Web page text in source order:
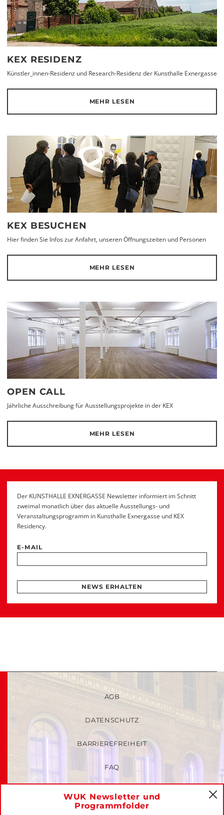
KEX RESIDENZ
Künstler_innen-Residenz und Research-Residenz der Kunsthalle Exnergasse
MEHR LESEN
KEX BESUCHEN
Hier finden Sie Infos zur Anfahrt, unseren Öffnungszeiten und Personen
MEHR LESEN
OPEN CALL
Jährliche Ausschreibung für Ausstellungsprojekte in der KEX
MEHR LESEN
Der KUNSTHALLE EXNERGASSE Newsletter informiert im Schnitt
zweimal monatlich über das aktuelle Ausstellungs- und
Veranstaltungsprogramm in Kunsthalle Exnergasse und KEX
Residency.
E-MAIL
NEWS ERHALTEN
WUK Newsletter und
Programmfolder
AGB
DATENSCHUTZ
BARRIEREFREIHEIT
FAQ